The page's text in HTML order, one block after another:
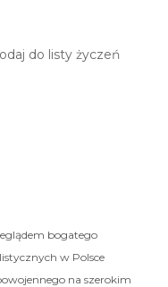
do listy życzeń
bogatego
w Polsce
na szerokim